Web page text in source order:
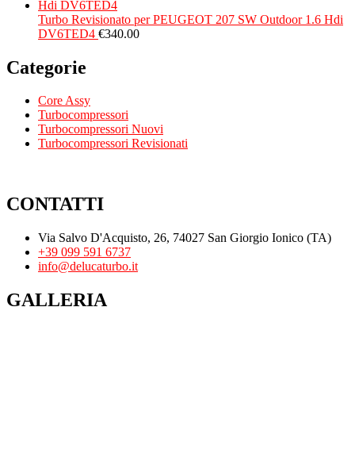
Turbo Revisionato per PEUGEOT 207 SW Outdoor 1.6 Hdi
DV6TED4 €340.00
Categorie
Core Assy
Turbocompressori
Turbocompressori Nuovi
Turbocompressori Revisionati
CONTATTI
Via Salvo D'Acquisto, 26, 74027 San Giorgio Ionico (TA)
+39 099 591 6737
info@delucaturbo.it
GALLERIA